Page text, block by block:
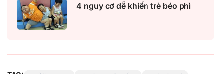
4 nguy cơ dễ khiến trẻ béo phì